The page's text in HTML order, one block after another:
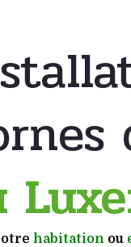
habitation ou